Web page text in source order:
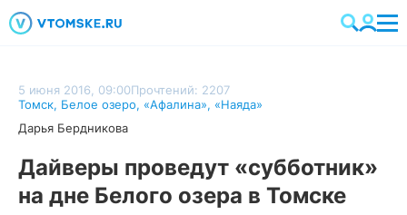
5 июня 2016, 09:00Прочтений: 2207
Томск, Белое озеро, «Афалина», «Наяда»
Дарья Бердникова
Дайверы проведут «субботник»
на дне Белого озера в Томске